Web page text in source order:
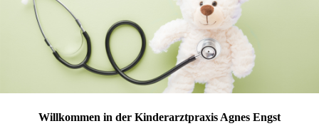
Willkommen in der Kinderarztpraxis Agnes Engst